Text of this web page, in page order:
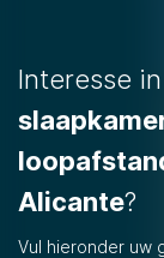
Interesse in
Alicante?
Vul hieronder uw